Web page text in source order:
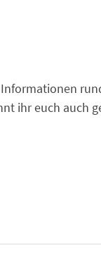
ihr euch auch